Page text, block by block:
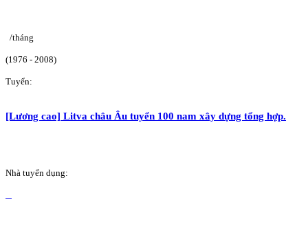
/tháng
(1976 - 2008)
Tuyển:
[Lương cao] Litva châu Âu tuyển 100 nam xây dựng tổng hợp.
Nhà tuyển dụng: